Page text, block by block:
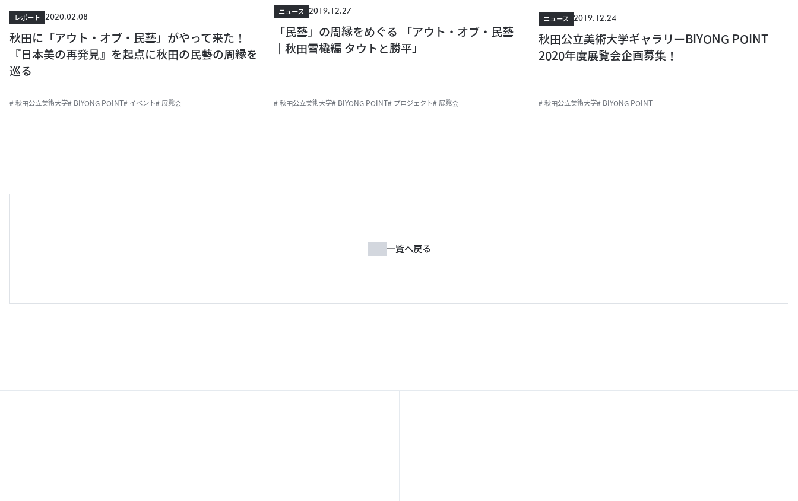
レポート 2020.02.08
秋田に「アウト・オブ・民藝」がやって来た！
『日本美の再発見』を起点に秋田の民藝の周縁を
巡る
# 秋田公立美術大学# BIYONG POINT# イベント# 展覧会
ニュース 2019.12.27
「民藝」の周縁をめぐる 「アウト・オブ・民藝
｜秋田雪橇編 タウトと勝平」
# 秋田公立美術大学# BIYONG POINT# プロジェクト# 展覧会
ニュース 2019.12.24
秋田公立美術大学ギャラリーBIYONG POINT
2020年度展覧会企画募集！
# 秋田公立美術大学# BIYONG POINT
一覧へ戻る